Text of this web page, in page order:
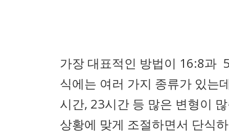
가장 대표적인 방법이 16:8과
식에는 여러 가지 종류가 있는
시간, 23시간 등 많은 변형이
상황에 맞게 조절하면서 단식